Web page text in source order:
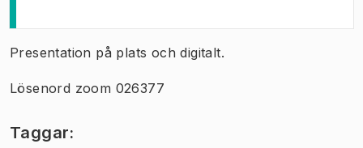
Presentation på plats och digitalt.
Lösenord zoom 026377
Taggar: